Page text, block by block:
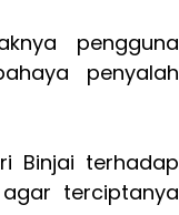
pengguna
penyalah
Binjai terhadap
terciptanya